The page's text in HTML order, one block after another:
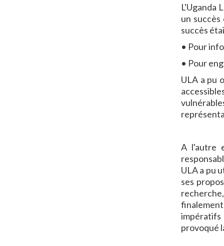
L'Uganda
un
succès
• Pour
• Pour
ULA a pu
A l'autre
ULA a pu
ses
impératifs
provoqué